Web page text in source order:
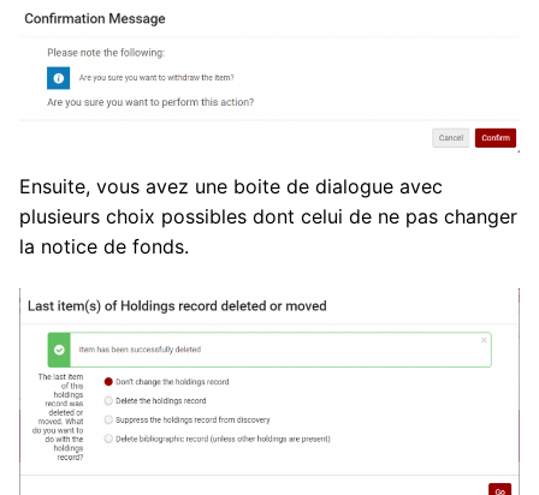
Ensuite, vous avez une boite de dialogue avec
plusieurs choix possibles dont celui de ne pas changer
la notice de fonds.